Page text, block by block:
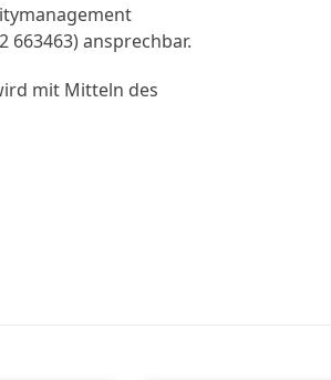
663463) ansprechbar.
mit Mitteln des